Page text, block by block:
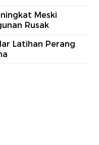
Meski
Rusak
Latihan Perang